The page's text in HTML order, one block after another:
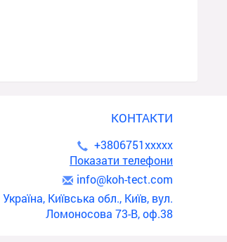
КОНТАКТИ
+3806751xxxxx
Показати телефони
info@koh-tect.com
Україна, Київська обл., Київ, вул.
Ломоносова 73-В, оф.38